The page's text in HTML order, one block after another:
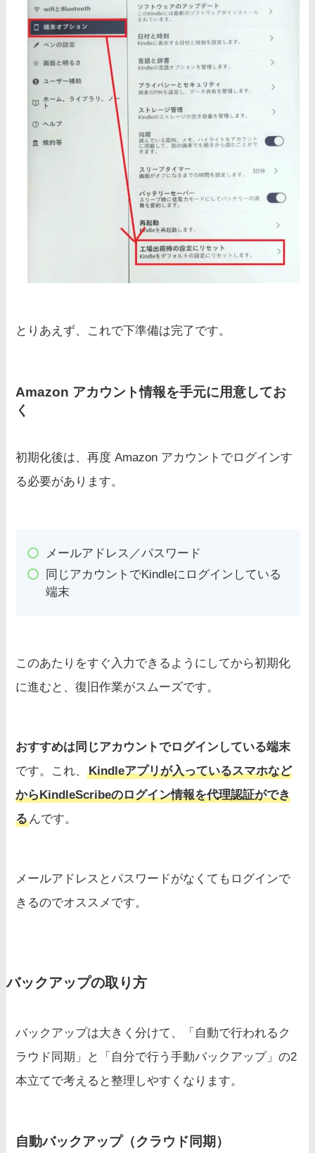
とりあえず、これで下準備は完了です。
Amazon アカウント情報を手元に用意してお
く
初期化後は、再度 Amazon アカウントでログインす
る必要があります。
メールアドレス／パスワード
同じアカウントでKindleにログインしている
端末
このあたりをすぐ入力できるようにしてから初期化
に進むと、復旧作業がスムーズです。
おすすめは同じアカウントでログインしている端末
です。これ、Kindleアプリが入っているスマホなど
からKindleScribeのログイン情報を代理認証ができ
るんです。
メールアドレスとパスワードがなくてもログインで
きるのでオススメです。
バックアップの取り方
バックアップは大きく分けて、「自動で行われるク
ラウド同期」と「自分で行う手動バックアップ」の2
本立てで考えると整理しやすくなります。
自動バックアップ（クラウド同期）